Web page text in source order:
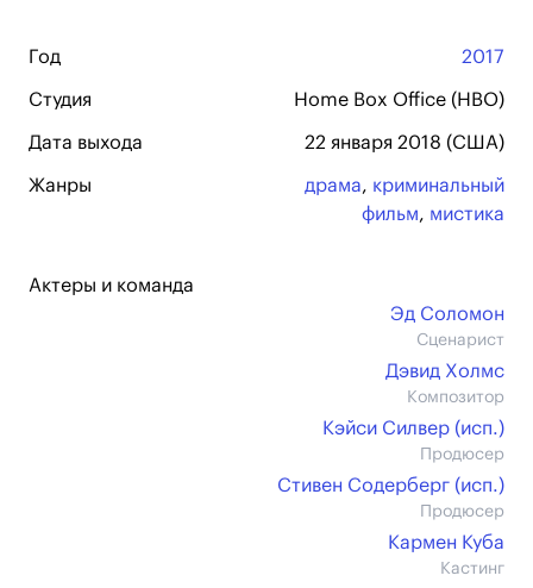
Год 2017
Студия Home Box Office (HBO)
Дата выхода 22 января 2018 (США)
Жанры драма, криминальный
фильм, мистика
Актеры и команда
Эд Соломон
Сценарист
Дэвид Холмс
Композитор
Кэйси Силвер (иcп.)
Продюсер
Стивен Содерберг (иcп.)
Продюсер
Кармен Куба
Кастинг